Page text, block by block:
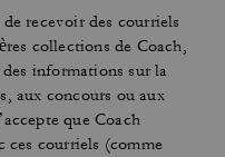
recevoir des courriels
collections de Coach,
informations sur la
aux concours ou aux
que Coach
ces courriels (comme